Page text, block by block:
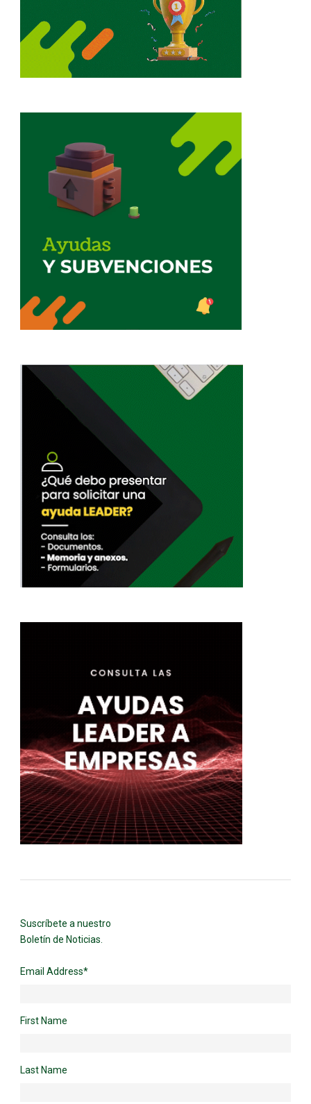
Suscríbete a nuestro
Boletín de Noticias.
Email Address*
First Name
Last Name